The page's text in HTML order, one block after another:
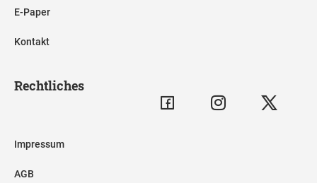
E-Paper
Kontakt
Rechtliches
Impressum
AGB